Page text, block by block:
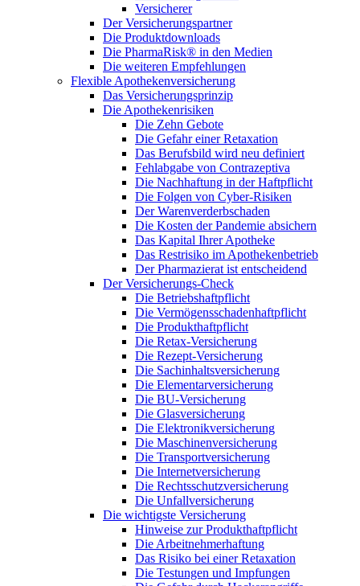
Versicherer
Der Versicherungspartner
Die Produktdownloads
Die PharmaRisk® in den Medien
Die weiteren Empfehlungen
Flexible Apothekenversicherung
Das Versicherungsprinzip
Die Apothekenrisiken
Die Zehn Gebote
Die Gefahr einer Retaxation
Das Berufsbild wird neu definiert
Fehlabgabe von Contrazeptiva
Die Nachhaftung in der Haftpflicht
Die Folgen von Cyber-Risiken
Der Warenverderbschaden
Die Kosten der Pandemie absichern
Das Kapital Ihrer Apotheke
Das Restrisiko im Apothekenbetrieb
Der Pharmazierat ist entscheidend
Der Versicherungs-Check
Die Betriebshaftpflicht
Die Vermögensschadenhaftpflicht
Die Produkthaftpflicht
Die Retax-Versicherung
Die Rezept-Versicherung
Die Sachinhaltsversicherung
Die Elementarversicherung
Die BU-Versicherung
Die Glasversicherung
Die Elektronikversicherung
Die Maschinenversicherung
Die Transportversicherung
Die Internetversicherung
Die Rechtsschutzversicherung
Die Unfallversicherung
Die wichtigste Versicherung
Hinweise zur Produkthaftpflicht
Die Arbeitnehmerhaftung
Das Risiko bei einer Retaxation
Die Testungen und Impfungen